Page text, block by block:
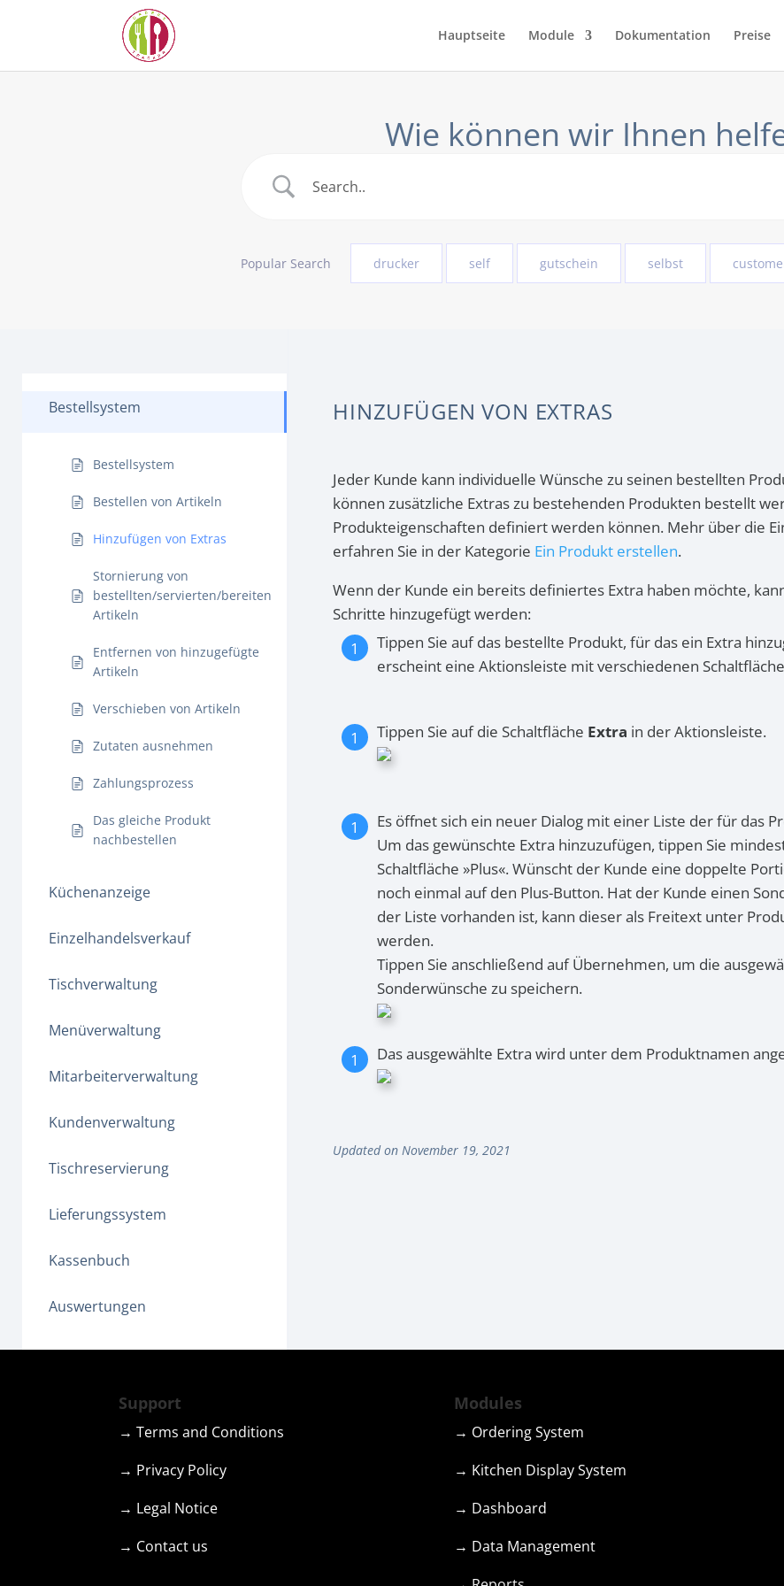
Hauptseite Module Dokumentation Preise
Popular Search drucker self gutschein selbst
Bestellsystem
Bestellsystem
Bestellen von Artikeln
Hinzufügen von Extras
Stornierung von
bestellten/servierten/bereiten
Artikeln
Entfernen von hinzugefügte
Artikeln
Verschieben von Artikeln
Zutaten ausnehmen
Zahlungsprozess
Das gleiche Produkt
nachbestellen
Küchenanzeige
Einzelhandelsverkauf
Tischverwaltung
Menüverwaltung
Mitarbeiterverwaltung
Kundenverwaltung
Tischreservierung
Lieferungssystem
Kassenbuch
Auswertungen
HINZUFÜGEN VON EXTRAS
Jeder Kunde kann individuelle Wünsche zu seinen bestellten
können zusätzliche Extras zu bestehenden Produkten bestellt
Produkteigenschaften definiert werden können. Mehr über die
erfahren Sie in der Kategorie Ein Produkt erstellen.
Wenn der Kunde ein bereits definiertes Extra haben möchte,
Schritte hinzugefügt werden:
Tippen Sie auf das bestellte Produkt, für das ein Extra
erscheint eine Aktionsleiste mit verschiedenen
Tippen Sie auf die Schaltfläche Extra in der Aktionsleiste.
Es öffnet sich ein neuer Dialog mit einer Liste der für das
Um das gewünschte Extra hinzuzufügen, tippen Sie
Schaltfläche »Plus«. Wünscht der Kunde eine doppelte
noch einmal auf den Plus-Button. Hat der Kunde einen
der Liste vorhanden ist, kann dieser als Freitext unter
werden.
Tippen Sie anschließend auf Übernehmen, um die
Sonderwünsche zu speichern.
Das ausgewählte Extra wird unter dem Produktnamen
Updated on November 19, 2021
Support
→ Terms and Conditions
→ Privacy Policy
→ Legal Notice
→ Contact us
Modules
→ Ordering System
→ Kitchen Display System
→ Dashboard
→ Data Management